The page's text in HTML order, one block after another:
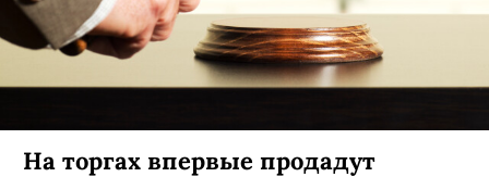
На торгах впервые продадут